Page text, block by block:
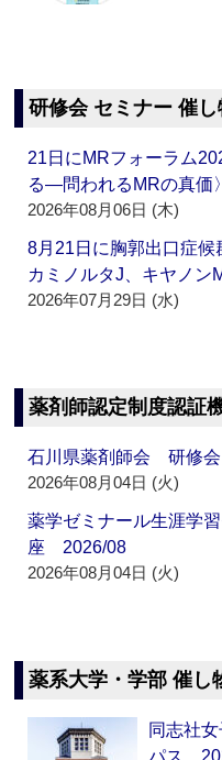
研修会 セミナー 催し
21日にMRフォーラム
る―問われるMRの真
2026年08月06日 (木)
8月21日に胸郭出口症
カミノルタJ、キヤノン
2026年07月29日 (水)
薬剤師認定制度認証
石川県薬剤師会 研修
2026年08月04日 (火)
薬学ゼミナール生涯学
座 2026/08
2026年08月04日 (火)
薬系大学・学部 催し
同志社